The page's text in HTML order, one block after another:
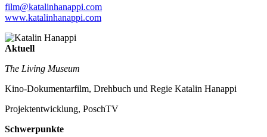
film@katalinhanappi.com
www.katalinhanappi.com
Aktuell
The Living Museum
Kino-Dokumentarfilm, Drehbuch und Regie Katalin Hanappi
Projektentwicklung, PoschTV
Schwerpunkte